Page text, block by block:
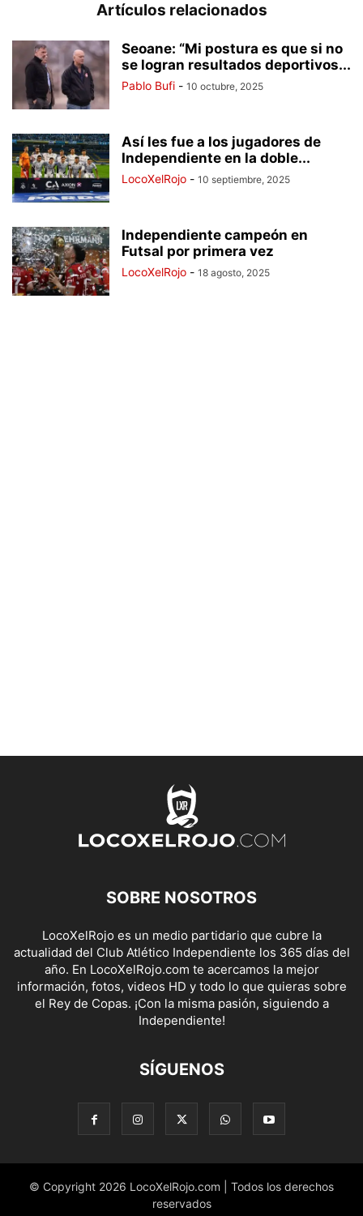
Artículos relacionados
Seoane: “Mi postura es que si no
se logran resultados deportivos...
Pablo Bufi - 10 octubre, 2025
Así les fue a los jugadores de
Independiente en la doble...
LocoXelRojo - 10 septiembre, 2025
Independiente campeón en
Futsal por primera vez
LocoXelRojo - 18 agosto, 2025
SOBRE NOSOTROS
LocoXelRojo es un medio partidario que cubre la
actualidad del Club Atlético Independiente los 365 días del
año. En LocoXelRojo.com te acercamos la mejor
información, fotos, videos HD y todo lo que quieras sobre
el Rey de Copas. ¡Con la misma pasión, siguiendo a
Independiente!
SÍGUENOS
© Copyright 2026 LocoXelRojo.com | Todos los derechos
reservados